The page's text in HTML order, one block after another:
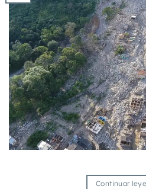
Continuar